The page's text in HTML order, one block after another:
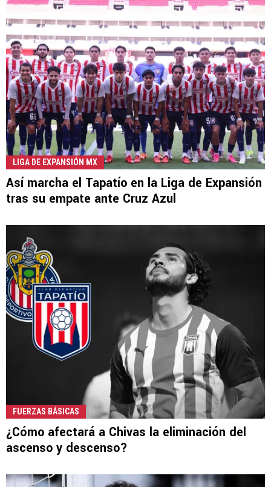
LIGA DE EXPANSIÓN MX
Así marcha el Tapatío en la Liga de Expansión
tras su empate ante Cruz Azul
FUERZAS BÁSICAS
¿Cómo afectará a Chivas la eliminación del
ascenso y descenso?